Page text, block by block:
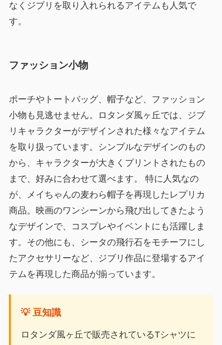
なくジブリを取り入れられるアイテムも人気で
す。
ファッション小物
ポーチやトートバッグ、帽子など、ファッション
小物も見逃せません。ロタンダ風ヶ丘では、ジブ
リキャラクターがデザインされた様々なアイテム
を取り扱っています。シンプルなデザインのもの
から、キャラクターが大きくプリントされたもの
まで、好みに合わせて選べます。 特に人気なの
が、メイちゃんの麦わら帽子を再現したレプリカ
商品。映画のワンシーンから飛び出してきたよう
なデザインで、コスプレやイベントにも活躍しま
す。その他にも、シータの飛行石をモチーフにし
たアクセサリーなど、ジブリ作品に登場するアイ
テムを再現した商品が揃っています。
💡 豆知識
ロタンダ風ヶ丘で販売されているTシャツに